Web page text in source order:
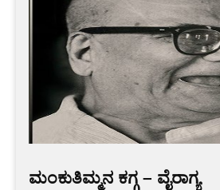
ಮಂಕುತಿಮ್ಮನ ಕಗ್ಗ – ವೈರಾಗ್ಯ